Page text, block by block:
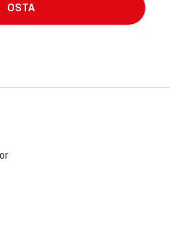
OSTA